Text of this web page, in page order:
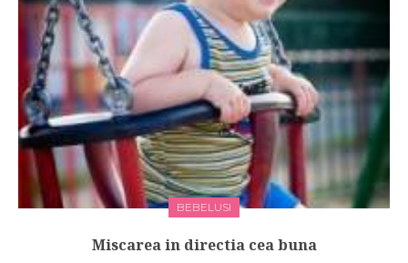
BEBELUSI
Miscarea in directia cea buna